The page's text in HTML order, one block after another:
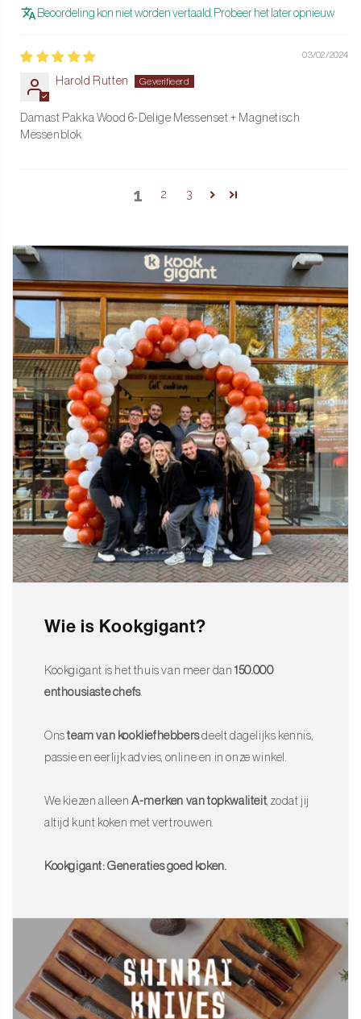
Beoordeling kon niet worden vertaald. Probeer het later opnieuw
03/02/2024
Harold Rutten
Damast Pakka Wood 6-Delige Messenset + Magnetisch
Messenblok
1 2 3
Wie is Kookgigant?
Kookgigant is het thuis van meer dan150.000
enthousiaste chefs.
Onsteam van kookliefhebbersdeelt dagelijks kennis,
passie en eerlijk advies, online en in onze winkel.
We kiezen alleenA-merken van topkwaliteit , zodat jij
altijd kunt koken met vertrouwen.
Kookgigant: Generaties goed koken.